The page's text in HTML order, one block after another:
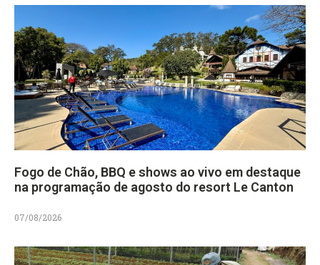
Fogo de Chão, BBQ e shows ao vivo em destaque
na programação de agosto do resort Le Canton
07/08/2026